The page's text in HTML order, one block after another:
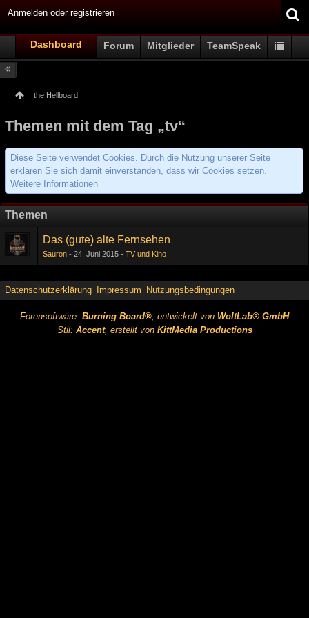
Anmelden oder registrieren
Dashboard Forum Mitglieder TeamSpeak
the Hellboard
Themen mit dem Tag „tv“
Diese Seite verwendet Cookies. Durch die Nutzung unserer Seite
erklären Sie sich damit einverstanden, dass wir Cookies setzen.
Weitere Informationen
Themen
Das (gute) alte Fernsehen
Sauron 24. Juni 2015 TV und Kino
Datenschutzerklärung Impressum Nutzungsbedingungen
Forensoftware: Burning Board®, entwickelt von WoltLab® GmbH
Stil: Accent, erstellt von KittMedia Productions